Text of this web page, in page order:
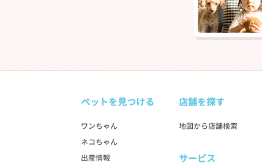
ペットを見つける
ワンちゃん
ネコちゃん
出産情報
店舗を探す
地図から店舗検索
サービス